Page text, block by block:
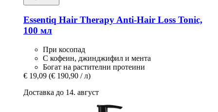
Essentiq Hair Therapy Anti-​Hair Loss Tonic,
100 мл
При косопад
С кофеин, джинджифил и мента
Богат на растителни протеини
€ 19,09 (€ 190,90 / л)
Доставка до 14. август